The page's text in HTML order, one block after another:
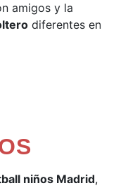
amigos y la
diferentes en
niños Madrid,